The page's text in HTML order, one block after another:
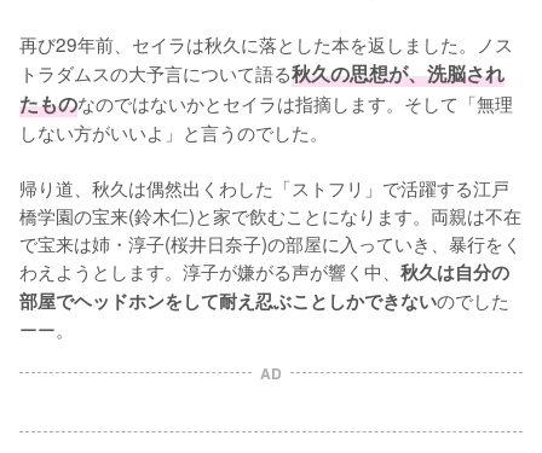
再び29年前、セイラは秋久に落とした本を返しました。ノス
トラダムスの大予言について語る秋久の思想が、洗脳され
たものなのではないかとセイラは指摘します。そして「無理
しない方がいいよ」と言うのでした。
帰り道、秋久は偶然出くわした「ストフリ」で活躍する江戸
橋学園の宝来(鈴木仁)と家で飲むことになります。両親は不在
で宝来は姉・淳子(桜井日奈子)の部屋に入っていき、暴行をく
わえようとします。淳子が嫌がる声が響く中、 秋久は自分の
部屋でヘッドホンをして耐え忍ぶことしかできないのでした
ーー。
AD